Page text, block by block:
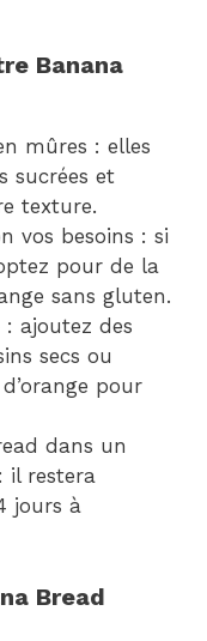
Banana
mûres : elles
sucrées et
texture.
vos besoins : si
pour de la
sans gluten.
: ajoutez des
secs ou
pour
dans un
il restera
jours à
Bread